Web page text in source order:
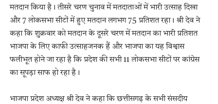
मतदान किया है। तीसरे चरण चुनाव में मतदाताओं में भारी उत्साह दिखा
और 7 लोकसभा सीटों में हुए मतदान लगभग 75 प्रतिशत रहा। श्री देव ने
कहा कि शुक्रवार को मतदान के दूसरे चरण में मतदान का भारी प्रतिशत
भाजपा के लिए काफी उत्साहजनक हैं और भाजपा का यह विश्वास
फलीभूत होने जा रहा है कि प्रदेश की सभी 11 लोकसभा सीटों पर कांग्रेस
का सूपड़ा साफ हो रहा है।
भाजपा प्रदेश अध्यक्ष श्री देव ने कहा कि छत्तीसगढ़ के सभी संसदीय